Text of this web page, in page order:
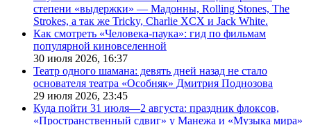
степени «выдержки» — Мадонны, Rolling Stones, The
Strokes, а так же Tricky, Charlie XCX и Jack White.
Как смотреть «Человека-паука»: гид по фильмам
популярной киновселенной
30 июля 2026, 16:37
Театр одного шамана: девять дней назад не стало
основателя театра «Особняк» Дмитрия Поднозова
29 июля 2026, 23:45
Куда пойти 31 июля—2 августа: праздник флоксов,
«Пространственный сдвиг» у Манежа и «Музыка мира»